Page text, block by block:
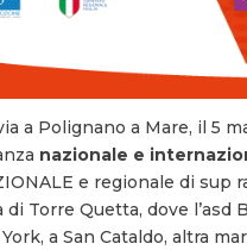
a Polignano a Mare, il 5
nazionale e
e regionale di
Torre Quetta, dove
a San Cataldo, altra